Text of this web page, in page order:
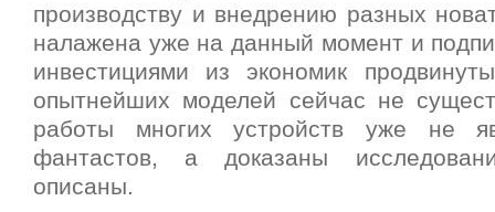
производству и внедрению разных
налажена уже на данный момент и
инвестициями из экономик
опытнейших моделей сейчас не
работы многих устройств уже не
фантастов, а доказаны
описаны.